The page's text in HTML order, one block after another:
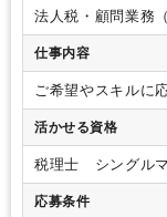
仕事内容
ご希望やスキルに
体的な業務内容】
小中堅会社）
社）・・・希望に
ティング業務
・株
に入力業務はござ
活かせる資格
税理士 シングル
験 １科目合格/税
合格/税理士試験
応募条件